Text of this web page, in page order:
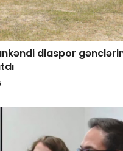
diaspor